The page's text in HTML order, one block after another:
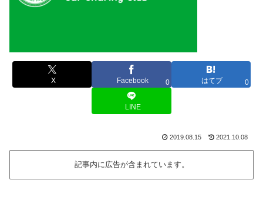
X Facebook 0 はてブ 0
LINE
2019.08.15 2021.10.08
記事内に広告が含まれています。